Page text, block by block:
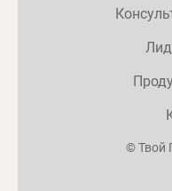
© Твой